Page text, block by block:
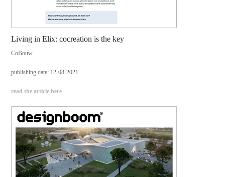
Living in Elix: cocreation is the key
CoBouw
publishing date: 12-08-2021
read the article here